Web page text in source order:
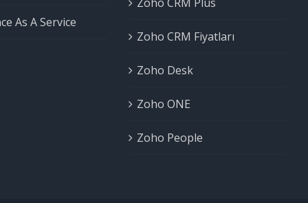
As A Service
Zoho CRM Fiyatları
Zoho Desk
Zoho ONE
Zoho People